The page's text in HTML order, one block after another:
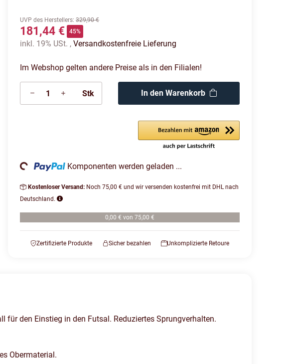
UVP des Herstellers:329,90 €
181,44 € 45%
inkl. 19% USt. ,Versandkostenfreie Lieferung
Im Webshop gelten andere Preise als in den Filialen!
Stk In den Warenkorb
Loading... Komponenten werden geladen ...
Kostenloser Versand: Noch 75,00 € und wir versenden kostenfrei mit DHL nach
Deutschland.
0,00 € von 75,00 €
Zertifizierte Produkte Sicher bezahlen Unkomplizierte Retoure
den Einstieg in den Futsal. Reduziertes Sprungverhalten.
Obermaterial.